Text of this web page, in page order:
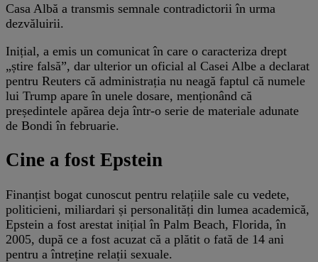
Casa Albă a transmis semnale contradictorii în urma
dezvăluirii.
Inițial, a emis un comunicat în care o caracteriza drept
„știre falsă”, dar ulterior un oficial al Casei Albe a declarat
pentru Reuters că administrația nu neagă faptul că numele
lui Trump apare în unele dosare, menționând că
președintele apărea deja într-o serie de materiale adunate
de Bondi în februarie.
Cine a fost Epstein
Finanțist bogat cunoscut pentru relațiile sale cu vedete,
politicieni, miliardari și personalități din lumea academică,
Epstein a fost arestat inițial în Palm Beach, Florida, în
2005, după ce a fost acuzat că a plătit o fată de 14 ani
pentru a întreține relații sexuale.